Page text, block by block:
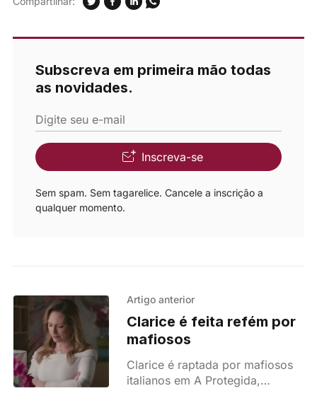
Subscreva em primeira mão todas
as novidades.
Digite seu e-mail
Inscreva-se
Sem spam. Sem tagarelice. Cancele a inscrição a
qualquer momento.
Artigo anterior
Clarice é feita refém por
mafiosos
Clarice é raptada por mafiosos
italianos em A Protegida,